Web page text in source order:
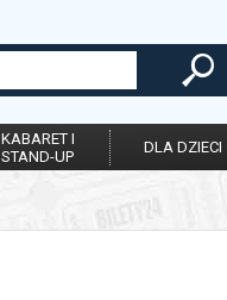
KABARET I
STAND-UP
DLA DZIECI